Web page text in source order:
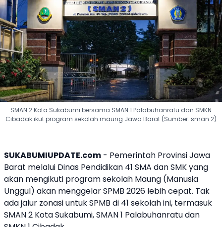
SMAN 2 Kota Sukabumi bersama SMAN 1 Palabuhanratu dan SMKN
Cibadak ikut program sekolah maung Jawa Barat (Sumber: sman 2)
SUKABUMIUPDATE.com - Pemerintah Provinsi Jawa
Barat melalui Dinas Pendidikan 41 SMA dan SMK yang
akan mengikuti program sekolah Maung (Manusia
Unggul) akan menggelar SPMB 2026 lebih cepat. Tak
ada jalur zonasi untuk SPMB di 41 sekolah ini, termasuk
SMAN 2 Kota Sukabumi,SMAN 1 Palabuhanratudan